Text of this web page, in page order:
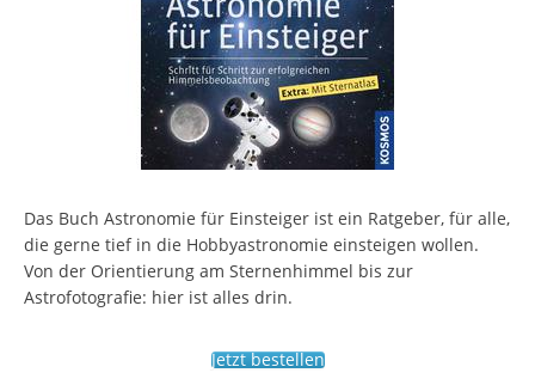
Das Buch Astronomie für Einsteiger ist ein Ratgeber, für alle,
die gerne tief in die Hobbyastronomie einsteigen wollen.
Von der Orientierung am Sternenhimmel bis zur
Astrofotografie: hier ist alles drin.
Jetzt bestellen